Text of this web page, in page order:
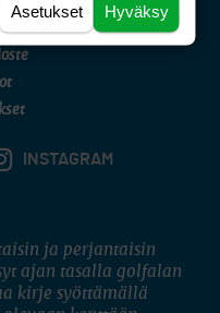
INSTAGRAM
ja perjantaisin
ajan tasalla golfalan
kirje syöttämällä
Hyväksy
Asetukset